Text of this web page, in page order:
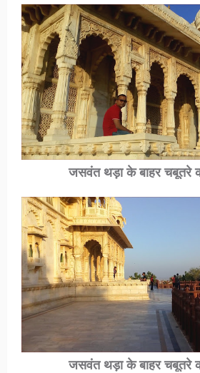
जसवंत थड़ा के बाहर चबूतरे
जसवंत थड़ा के बाहर चबूतरे